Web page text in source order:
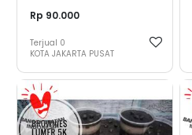
Rp 90.000
Terjual 0
KOTA JAKARTA PUSAT